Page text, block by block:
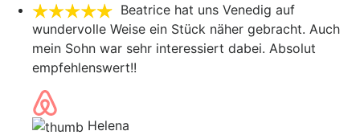
Beatrice hat uns Venedig auf
wundervolle Weise ein Stück näher gebracht. Auch
mein Sohn war sehr interessiert dabei. Absolut
empfehlenswert!!
Helena